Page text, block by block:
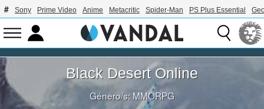
Sony Prime Video Anime Metacritic Spider-Man PS Plus Essential
Black Desert Online
Género/s: MMORPG